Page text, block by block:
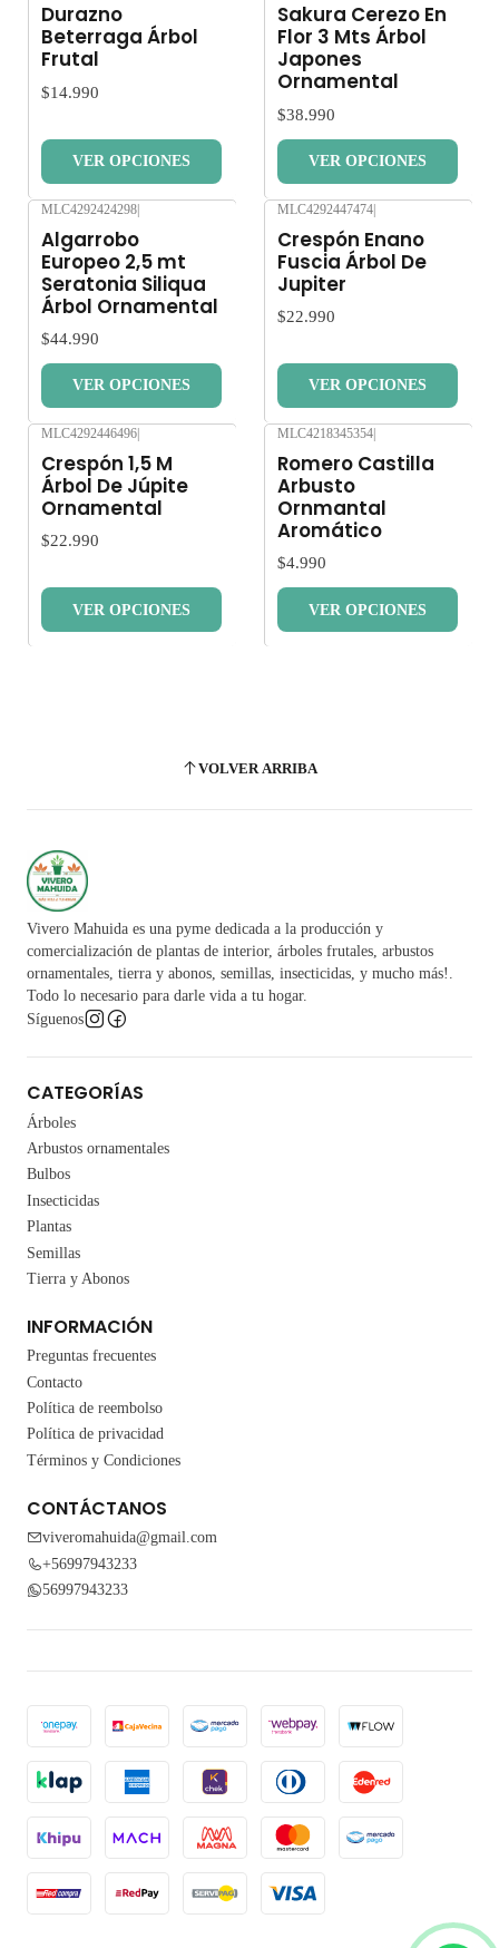
Durazno
Beterraga Árbol
Frutal
$14.990
VER OPCIONES
Sakura Cerezo En
Flor 3 Mts Árbol
Japones
Ornamental
$38.990
VER OPCIONES
MLC4292424298|
Algarrobo
Europeo 2,5 mt
Seratonia Siliqua
Árbol Ornamental
$44.990
VER OPCIONES
MLC4292447474|
Crespón Enano
Fuscia Árbol De
Jupiter
$22.990
VER OPCIONES
MLC4292446496|
Crespón 1,5 M
Árbol De Júpite
Ornamental
$22.990
VER OPCIONES
MLC4218345354|
Romero Castilla
Arbusto
Ornmantal
Aromático
$4.990
VER OPCIONES
VOLVER ARRIBA
Vivero Mahuida es una pyme dedicada a la producción y
comercialización de plantas de interior, árboles frutales, arbustos
ornamentales, tierra y abonos, semillas, insecticidas, y mucho más!.
Todo lo necesario para darle vida a tu hogar.
Síguenos
CATEGORÍAS
Árboles
Arbustos ornamentales
Bulbos
Insecticidas
Plantas
Semillas
Tierra y Abonos
INFORMACIÓN
Preguntas frecuentes
Contacto
Política de reembolso
Política de privacidad
Términos y Condiciones
CONTÁCTANOS
viveromahuida@gmail.com
+56997943233
56997943233